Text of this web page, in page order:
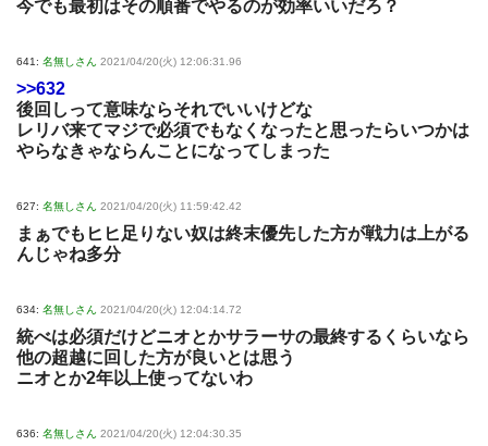
今でも最初はその順番でやるのが効率いいだろ？
641: 名無しさん 2021/04/20(火) 12:06:31.96
>>632
後回しって意味ならそれでいいけどな
レリバ来てマジで必須でもなくなったと思ったらいつかは
やらなきゃならんことになってしまった
627: 名無しさん 2021/04/20(火) 11:59:42.42
まぁでもヒヒ足りない奴は終末優先した方が戦力は上がる
んじゃね多分
634: 名無しさん 2021/04/20(火) 12:04:14.72
統べは必須だけどニオとかサラーサの最終するくらいなら
他の超越に回した方が良いとは思う
ニオとか2年以上使ってないわ
636: 名無しさん 2021/04/20(火) 12:04:30.35